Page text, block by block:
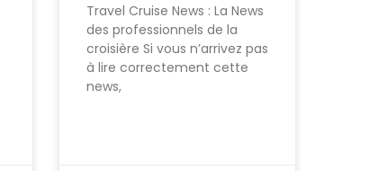
Travel Cruise News : La News
des professionnels de la
croisière Si vous n’arrivez pas
à lire correctement cette
news,